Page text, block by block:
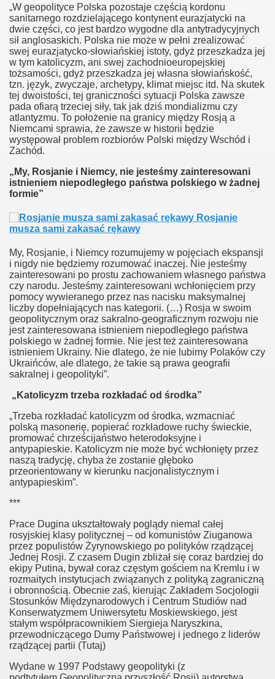
„W geopolityce Polska pozostaje częścią kordonu
sanitarnego rozdzielającego kontynent eurazjatycki na
dwie części, co jest bardzo wygodne dla antytradycyjnych
sił anglosaskich. Polska nie może w pełni zrealizować
swej eurazjatycko‑słowiańskiej istoty, gdyż przeszkadza jej
w tym katolicyzm, ani swej zachodnioeuropejskiej
tożsamości, gdyż przeszkadza jej własna słowiańskość,
tzn. język, zwyczaje, archetypy, klimat miejsc itd. Na skutek
tej dwoistości, tej graniczności sytuacji Polska zawsze
pada ofiarą trzeciej siły, tak jak dziś mondializmu czy
atlantyzmu. To położenie na granicy między Rosją a
Niemcami sprawia, że zawsze w historii będzie
występował problem rozbiorów Polski między Wschód i
Zachód.
„My, Rosjanie i Niemcy, nie jesteśmy zainteresowani
istnieniem niepodległego państwa polskiego w żadnej
formie”
Rosjanie
musza sami zakasać rękawy
My, Rosjanie, i Niemcy rozumujemy w pojęciach ekspansji
i nigdy nie będziemy rozumować inaczej. Nie jesteśmy
zainteresowani po prostu zachowaniem własnego państwa
czy narodu. Jesteśmy zainteresowani wchłonięciem przy
pomocy wywieranego przez nas nacisku maksymalnej
liczby dopełniających nas kategorii. (…) Rosja w swoim
geopolitycznym oraz sakralno‑geograficznym rozwoju nie
jest zainteresowana istnieniem niepodległego państwa
polskiego w żadnej formie. Nie jest też zainteresowana
istnieniem Ukrainy. Nie dlatego, że nie lubimy Polaków czy
Ukraińców, ale dlatego, że takie są prawa geografii
sakralnej i geopolityki”.
„Katolicyzm trzeba rozkładać od środka”
„Trzeba rozkładać katolicyzm od środka, wzmacniać
polską masonerię, popierać rozkładowe ruchy świeckie,
promować chrześcijaństwo heterodoksyjne i
antypapieskie. Katolicyzm nie może być wchłonięty przez
naszą tradycję, chyba że zostanie głęboko
przeorientowany w kierunku nacjonalistycznym i
antypapieskim”.
***
Prace Dugina ukształtowały poglądy niemal całej
rosyjskiej klasy politycznej – od komunistów Ziuganowa
przez populistów Żyrynowskiego po polityków rządzącej
Jednej Rosji. Z czasem Dugin zbliżał się coraz bardziej do
ekipy Putina, bywał coraz częstym gościem na Kremlu i w
rozmaitych instytucjach związanych z polityką zagraniczną
i obronnością. Obecnie zaś, kierując Zakładem Socjologii
Stosunków Międzynarodowych i Centrum Studiów nad
Konserwatyzmem Uniwersytetu Moskiewskiego, jest
stałym współpracownikiem Siergieja Naryszkina,
przewodniczącego Dumy Państwowej i jednego z liderów
rządzącej partii (Tutaj)
Wydane w 1997 Podstawy geopolityki (z